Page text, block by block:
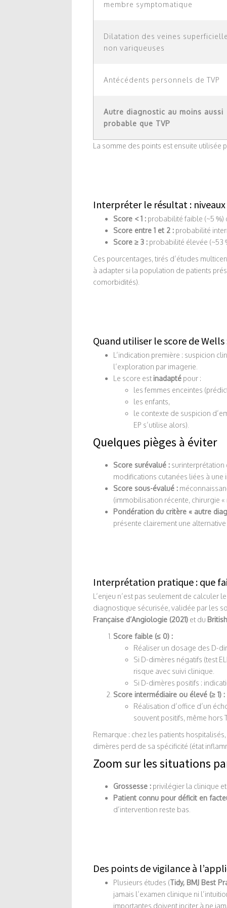
membre symptomatique
Dilatation des veines
non variqueuses
Antécédents personnels de TVP
Autre diagnostic au moins aussi
probable que TVP
La somme des points est ensuite utilisée
Interpréter le résultat :
Score < 1 : probabilité faible (~5 %)
Score entre 1 et 2 : probabilité
Score ≥ 3 : probabilité élevée (~53
Ces pourcentages, tirés d’études
à adapter si la population de patients
comorbidités).
Quand utiliser le score de
L’indication première : suspicion
l’exploration par imagerie.
Le score estinadapté pour :
les femmes enceintes
les enfants,
le contexte de suspicion
EP s’utilise alors).
Quelques pièges à éviter
Score surévalué : surinterprétation
modifications cutanées liées à une
Score sous-évalué :
(immobilisation récente, chirurgie «
Pondération du critère « autre
présente clairement une
Interprétation pratique : que
L’enjeu n’est pas seulement de calculer
diagnostique sécurisée, validée par les
Française d’Angiologie (2021) et du
Score faible (≤ 0) :
Réaliser un dosage des D-
Si D-dimères négatifs (test
risque avec suivi clinique.
Si D-dimères positifs :
Score intermédiaire ou élevé (≥ 1) :
Réalisation d’office d’un
souvent positifs, même hors
Remarque : chez les patients
dimères perd de sa spécificité (état
Zoom sur les situations
Grossesse : privilégier la clinique
Patient connu pour déficit en
d’intervention reste bas.
Des points de vigilance à
Plusieurs études (Tidy, BMJ Best
jamais l’examen clinique ni
importantes doivent inciter à ne